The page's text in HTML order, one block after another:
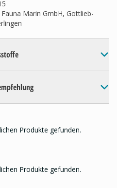
Fauna Marin GmbH, Gottlieb-
Produkte gefunden.
Produkte gefunden.